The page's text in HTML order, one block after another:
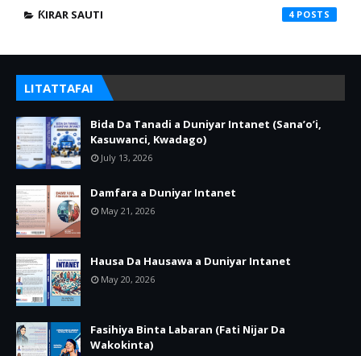
ƘIRAR SAUTI 4
LITATTAFAI
Bida Da Tanadi a Duniyar Intanet (Sana’o’i,
Kasuwanci, Kwadago)
July 13, 2026
Damfara a Duniyar Intanet
May 21, 2026
Hausa Da Hausawa a Duniyar Intanet
May 20, 2026
Fasihiya Binta Labaran (Fati Nijar Da
Wakokinta)